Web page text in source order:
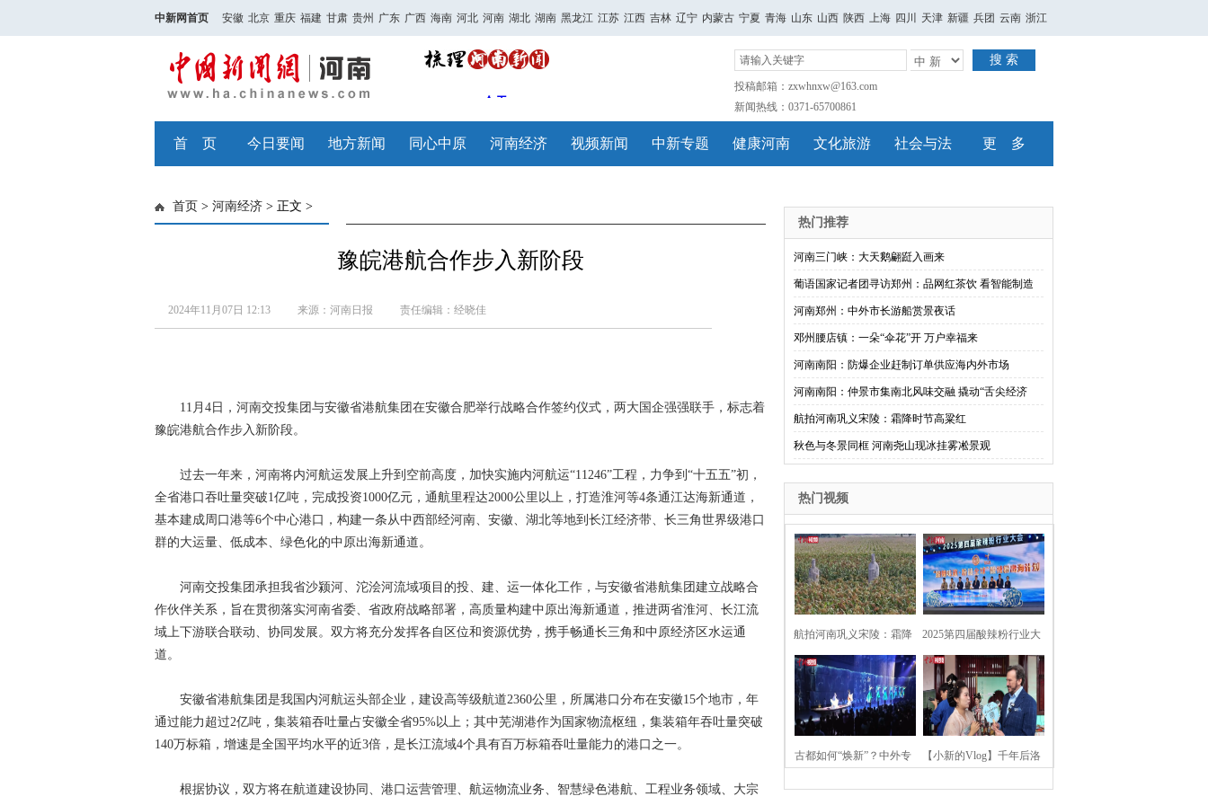
中新网首页 安徽 北京 重庆 福建 甘肃 贵州 广东 广西 海南 河北 河南 湖北 湖南 黑龙江 江苏 江西 吉林 辽宁 内蒙古 宁夏 青海 山东 山西 陕西 上海 四川 天津 新疆 兵团 云南 浙江
搜 索
投稿邮箱：zxwhnxw@163.com
新闻热线：0371-65700861
首 页 今日要闻 地方新闻 同心中原 河南经济 视频新闻 中新专题 健康河南 文化旅游 社会与法 更 多
首页 > 河南经济 > 正文 >
豫皖港航合作步入新阶段
2024年11月07日 12:13 来源：河南日报 责任编辑：经晓佳
11月4日，河南交投集团与安徽省港航集团在安徽合肥举行战略合作签约仪式，两大国企强强联手，标志着
豫皖港航合作步入新阶段。
过去一年来，河南将内河航运发展上升到空前高度，加快实施内河航运“11246”工程，力争到“十五五”初，
全省港口吞吐量突破1亿吨，完成投资1000亿元，通航里程达2000公里以上，打造淮河等4条通江达海新通道，
基本建成周口港等6个中心港口，构建一条从中西部经河南、安徽、湖北等地到长江经济带、长三角世界级港口
群的大运量、低成本、绿色化的中原出海新通道。
河南交投集团承担我省沙颍河、沱浍河流域项目的投、建、运一体化工作，与安徽省港航集团建立战略合
作伙伴关系，旨在贯彻落实河南省委、省政府战略部署，高质量构建中原出海新通道，推进两省淮河、长江流
域上下游联合联动、协同发展。双方将充分发挥各自区位和资源优势，携手畅通长三角和中原经济区水运通
道。
安徽省港航集团是我国内河航运头部企业，建设高等级航道2360公里，所属港口分布在安徽15个地市，年
通过能力超过2亿吨，集装箱吞吐量占安徽全省95%以上；其中芜湖港作为国家物流枢纽，集装箱年吞吐量突破
140万标箱，增速是全国平均水平的近3倍，是长江流域4个具有百万标箱吞吐量能力的港口之一。
根据协议，双方将在航道建设协同、港口运营管理、航运物流业务、智慧绿色港航、工程业务领域、大宗
热门推荐
河南三门峡：大天鹅翩跹入画来
葡语国家记者团寻访郑州：品网红茶饮 看智能制造
河南郑州：中外市长游船赏景夜话
邓州腰店镇：一朵“伞花”开 万户幸福来
河南南阳：防爆企业赶制订单供应海内外市场
河南南阳：仲景市集南北风味交融 撬动“舌尖经济
航拍河南巩义宋陵：霜降时节高粱红
秋色与冬景同框 河南尧山现冰挂雾凇景观
热门视频
航拍河南巩义宋陵：霜降
时节高粱红
2025第四届酸辣粉行业大
会在河南开封举行
古都如何“焕新”？中外专 【小新的Vlog】千年后洛